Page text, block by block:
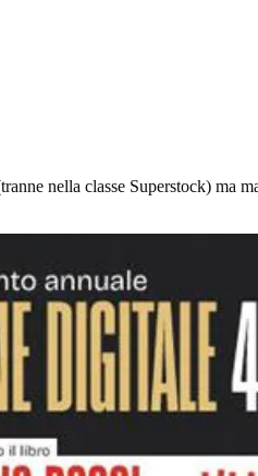
nella classe Superstock) ma